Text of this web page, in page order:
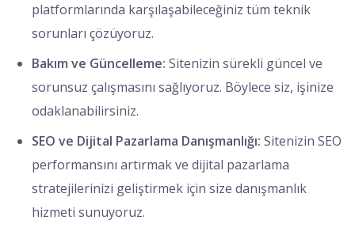
platformlarında karşılaşabileceğiniz tüm teknik
sorunları çözüyoruz.
Bakım ve Güncelleme: Sitenizin sürekli güncel ve
sorunsuz çalışmasını sağlıyoruz. Böylece siz, işinize
odaklanabilirsiniz.
SEO ve Dijital Pazarlama Danışmanlığı: Sitenizin SEO
performansını artırmak ve dijital pazarlama
stratejilerinizi geliştirmek için size danışmanlık
hizmeti sunuyoruz.